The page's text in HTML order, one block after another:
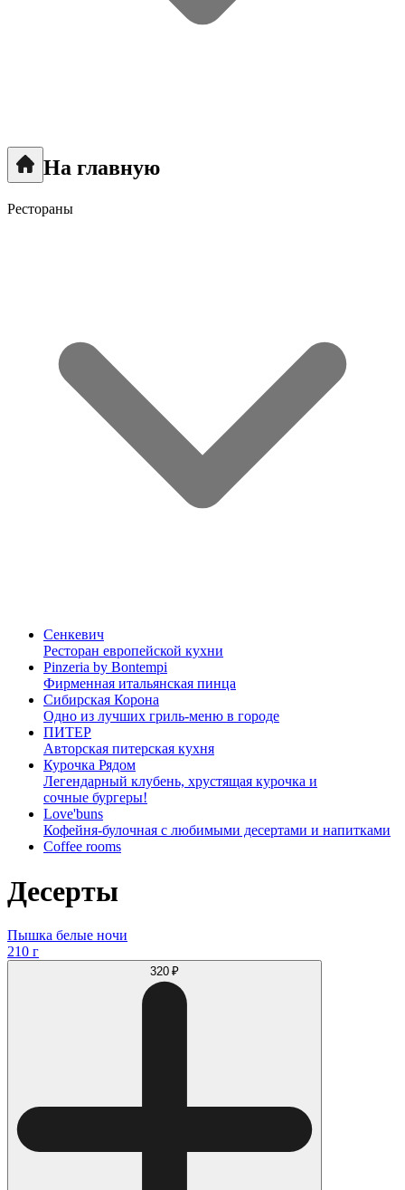
На главную
Рестораны
Сенкевич
Ресторан европейской кухни
Pinzeria by Bontempi
Фирменная итальянская пинца
Сибирская Корона
Одно из лучших гриль-меню в городе
ПИТЕР
Авторская питерская кухня
Курочка Рядом
Легендарный клубень, хрустящая курочка и
сочные бургеры!
Love'buns
Кофейня-булочная с любимыми десертами и напитками
Coffee rooms
Десерты
Пышка белые ночи
210 г
320 ₽